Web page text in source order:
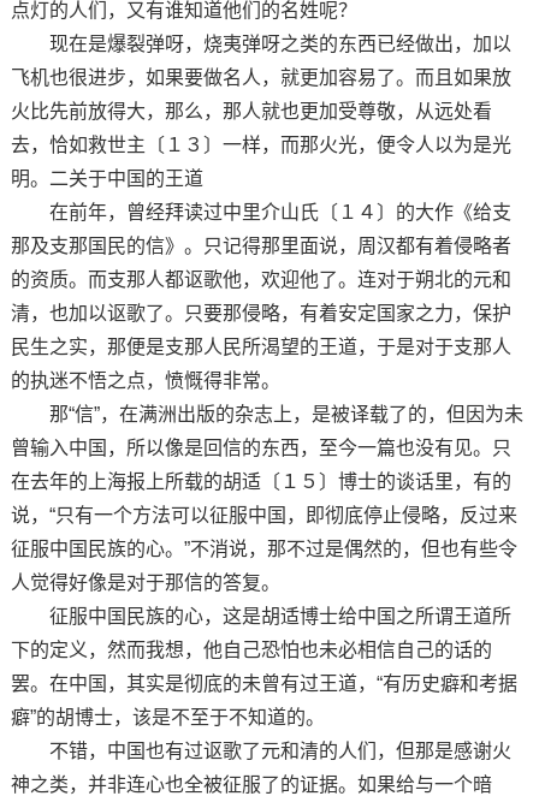
点灯的人们，又有谁知道他们的名姓呢？
现在是爆裂弹呀，烧夷弹呀之类的东西已经做出，加以
飞机也很进步，如果要做名人，就更加容易了。而且如果放
火比先前放得大，那么，那人就也更加受尊敬，从远处看
去，恰如救世主〔１３〕一样，而那火光，便令人以为是光
明。二关于中国的王道
在前年，曾经拜读过中里介山氏〔１４〕的大作《给支
那及支那国民的信》。只记得那里面说，周汉都有着侵略者
的资质。而支那人都讴歌他，欢迎他了。连对于朔北的元和
清，也加以讴歌了。只要那侵略，有着安定国家之力，保护
民生之实，那便是支那人民所渴望的王道，于是对于支那人
的执迷不悟之点，愤慨得非常。
那“信”，在满洲出版的杂志上，是被译载了的，但因为未
曾输入中国，所以像是回信的东西，至今一篇也没有见。只
在去年的上海报上所载的胡适〔１５〕博士的谈话里，有的
说，“只有一个方法可以征服中国，即彻底停止侵略，反过来
征服中国民族的心。”不消说，那不过是偶然的，但也有些令
人觉得好像是对于那信的答复。
征服中国民族的心，这是胡适博士给中国之所谓王道所
下的定义，然而我想，他自己恐怕也未必相信自己的话的
罢。在中国，其实是彻底的未曾有过王道，“有历史癖和考据
癖”的胡博士，该是不至于不知道的。
不错，中国也有过讴歌了元和清的人们，但那是感谢火
神之类，并非连心也全被征服了的证据。如果给与一个暗